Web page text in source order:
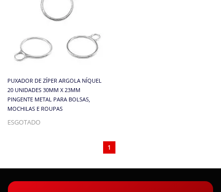
PUXADOR DE ZÍPER ARGOLA NÍQUEL
20 UNIDADES 30MM X 23MM
PINGENTE METAL PARA BOLSAS,
MOCHILAS E ROUPAS
ESGOTADO
1